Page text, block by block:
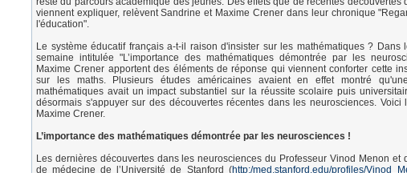
viennent expliquer, relèvent Sandrine et Maxime Crener dans leur chronique
l'éducation".
Le système éducatif français a-t-il raison d'insister sur les mathématiques ? Dans
semaine intitulée "L’importance des mathématiques démontrée par les
Maxime Crener apportent des éléments de réponse qui viennent conforter cette
sur les maths. Plusieurs études américaines avaient en effet montré
mathématiques avait un impact substantiel sur la réussite scolaire puis
désormais s'appuyer sur des découvertes récentes dans les neurosciences.
Maxime Crener.
L’importance des mathématiques démontrée par les neurosciences !
Les dernières découvertes dans les neurosciences du Professeur Vinod Menon et
de médecine de l’Université de Stanford (http:/med.stanford.edu/profiles/